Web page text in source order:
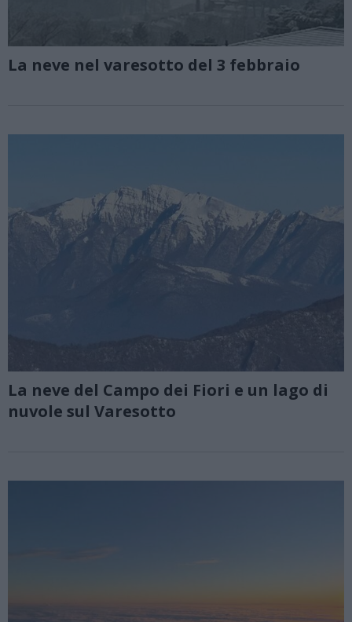
La neve nel varesotto del 3 febbraio
La neve del Campo dei Fiori e un lago di
nuvole sul Varesotto